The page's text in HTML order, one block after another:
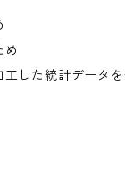
め
した統計データ